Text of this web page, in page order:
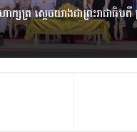
ក្សត្រ ស្តេចយាងជាព្រះរាជាធិបតី